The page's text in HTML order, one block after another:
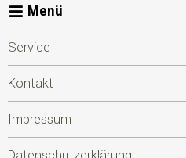
Menü
Service
Kontakt
Impressum
Datenschutzerklärung